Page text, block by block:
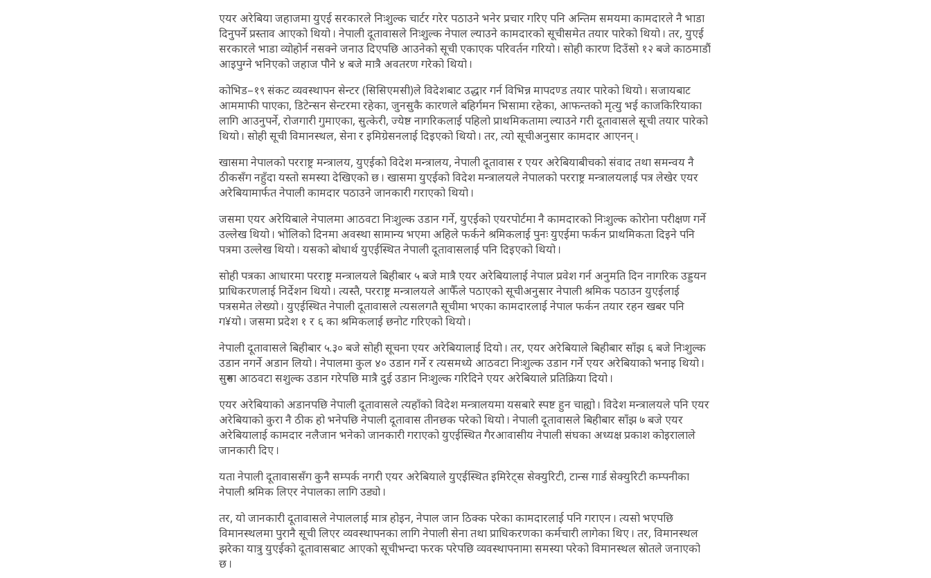
एयर अरेबिया जहाजमा युएई सरकारले निःशुल्क चार्टर गरेर पठाउने भनेर प्रचार गरिए पनि अन्तिम समयमा कामदारले नै भाडा
दिनुपर्ने प्रस्ताव आएको थियो । नेपाली दूतावासले निःशुल्क नेपाल ल्याउने कामदारको सूचीसमेत तयार पारेको थियो । तर, युएई
सरकारले भाडा व्योहोर्न नसक्ने जनाउ दिएपछि आउनेको सूची एकाएक परिवर्तन गरियो । सोही कारण दिउँसो १२ बजे काठमाडौं
आइपुग्ने भनिएको जहाज पौने ४ बजे मात्रै अवतरण गरेको थियो ।
कोभिड–१९ संकट व्यवस्थापन सेन्टर (सिसिएमसी)ले विदेशबाट उद्धार गर्न विभिन्न मापदण्ड तयार पारेको थियो । सजायबाट
आममाफी पाएका, डिटेन्सन सेन्टरमा रहेका, जुनसुकै कारणले बहिर्गमन भिसामा रहेका, आफन्तको मृत्यु भई काजकिरियाका
लागि आउनुपर्ने, रोजगारी गुमाएका, सुत्केरी, ज्येष्ठ नागरिकलाई पहिलो प्राथमिकतामा ल्याउने गरी दूतावासले सूची तयार पारेको
थियो । सोही सूची विमानस्थल, सेना र इमिग्रेसनलाई दिइएको थियो । तर, त्यो सूचीअनुसार कामदार आएनन् ।
खासमा नेपालको परराष्ट्र मन्त्रालय, युएईको विदेश मन्त्रालय, नेपाली दूतावास र एयर अरेबियाबीचको संवाद तथा समन्वय नै
ठीकसँग नहुँदा यस्तो समस्या देखिएको छ । खासमा युएईको विदेश मन्त्रालयले नेपालको परराष्ट्र मन्त्रालयलाई पत्र लेखेर एयर
अरेबियामार्फत नेपाली कामदार पठाउने जानकारी गराएको थियो ।
जसमा एयर अरेयिबाले नेपालमा आठवटा निःशुल्क उडान गर्ने, युएईको एयरपोर्टमा नै कामदारको निःशुल्क कोरोना परीक्षण गर्ने
उल्लेख थियो । भोलिको दिनमा अवस्था सामान्य भएमा अहिले फर्कने श्रमिकलाई पुनः युएईमा फर्कन प्राथमिकता दिइने पनि
पत्रमा उल्लेख थियो । यसको बोधार्थ युएईस्थित नेपाली दूतावासलाई पनि दिइएको थियो ।
सोही पत्रका आधारमा परराष्ट्र मन्त्रालयले बिहीबार ५ बजे मात्रै एयर अरेबियालाई नेपाल प्रवेश गर्न अनुमति दिन नागरिक उड्डयन
प्राधिकरणलाई निर्देशन थियो । त्यस्तै, परराष्ट्र मन्त्रालयले आफैँले पठाएको सूचीअनुसार नेपाली श्रमिक पठाउन युएईलाई
पत्रसमेत लेख्यो । युएईस्थित नेपाली दूतावासले त्यसलगतै सूचीमा भएका कामदारलाई नेपाल फर्कन तयार रहन खबर पनि
ग¥यो । जसमा प्रदेश १ र ६ का श्रमिकलाई छनोट गरिएको थियो ।
नेपाली दूतावासले बिहीबार ५.३० बजे सोही सूचना एयर अरेबियालाई दियो । तर, एयर अरेबियाले बिहीबार साँझ ६ बजे निःशुल्क
उडान नगर्ने अडान लियो । नेपालमा कुल ४० उडान गर्ने र त्यसमध्ये आठवटा निःशुल्क उडान गर्ने एयर अरेबियाको भनाइ थियो ।
सुरुमा आठवटा सशुल्क उडान गरेपछि मात्रै दुई उडान निःशुल्क गरिदिने एयर अरेबियाले प्रतिक्रिया दियो ।
एयर अरेबियाको अडानपछि नेपाली दूतावासले त्यहाँको विदेश मन्त्रालयमा यसबारे स्पष्ट हुन चाह्यो । विदेश मन्त्रालयले पनि एयर
अरेबियाको कुरा नै ठीक हो भनेपछि नेपाली दूतावास तीनछक परेको थियो । नेपाली दूतावासले बिहीबार साँझ ७ बजे एयर
अरेबियालाई कामदार नलैजान भनेको जानकारी गराएको युएईस्थित गैरआवासीय नेपाली संघका अध्यक्ष प्रकाश कोइरालाले
जानकारी दिए ।
यता नेपाली दूतावाससँग कुनै सम्पर्क नगरी एयर अरेबियाले युएईस्थित इमिरेट्स सेक्युरिटी, टान्स गार्ड सेक्युरिटी कम्पनीका
नेपाली श्रमिक लिएर नेपालका लागि उड्यो ।
तर, यो जानकारी दूतावासले नेपाललाई मात्र होइन, नेपाल जान ठिक्क परेका कामदारलाई पनि गराएन । त्यसो भएपछि
विमानस्थलमा पुरानै सूची लिएर व्यवस्थापनका लागि नेपाली सेना तथा प्राधिकरणका कर्मचारी लागेका थिए । तर, विमानस्थल
झरेका यात्रु युएईको दूतावासबाट आएको सूचीभन्दा फरक परेपछि व्यवस्थापनामा समस्या परेको विमानस्थल स्रोतले जनाएको
छ ।